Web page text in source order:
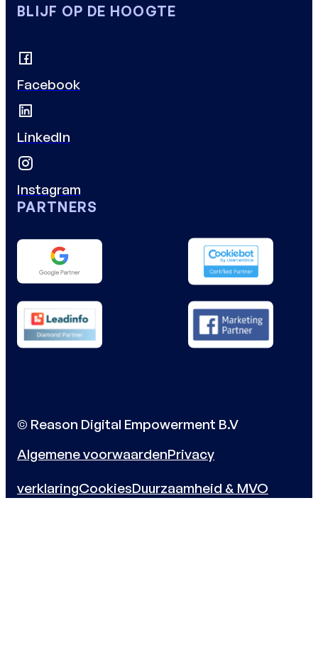
BLIJF OP DE HOOGTE
Facebook
LinkedIn
Instagram
PARTNERS
© Reason Digital Empowerment B.V
Algemene voorwaardenPrivacy
verklaringCookiesDuurzaamheid & MVO